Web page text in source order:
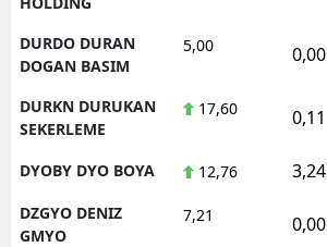
DURDO DURAN
DOGAN BASIM
5,00 0,00
DURKN DURUKAN
SEKERLEME
17,60 0,11
DYOBY DYO BOYA 12,76 3,24
DZGYO DENIZ
GMYO
7,21 0,00